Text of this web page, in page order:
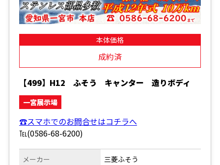
本体価格
成約済
【499】H12 ふそう キャンター 造りボディ
一宮展示場
☎スマホでのお問合せはコチラへ
℡(0586-68-6200)
メーカー 三菱ふそう